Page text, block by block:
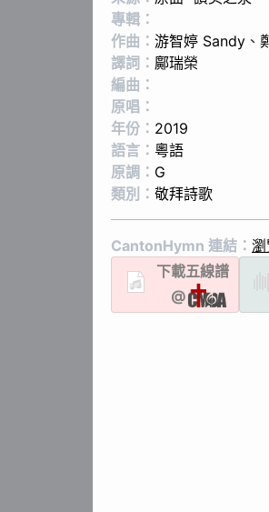
專輯：
作曲： 游智婷 Sandy 、
譯詞： 鄺瑞榮
編曲：
原唱：
年份： 2019
語言： 粵語
原調： G
類別： 敬拜詩歌
CantonHymn 連結：
下載五線譜
@